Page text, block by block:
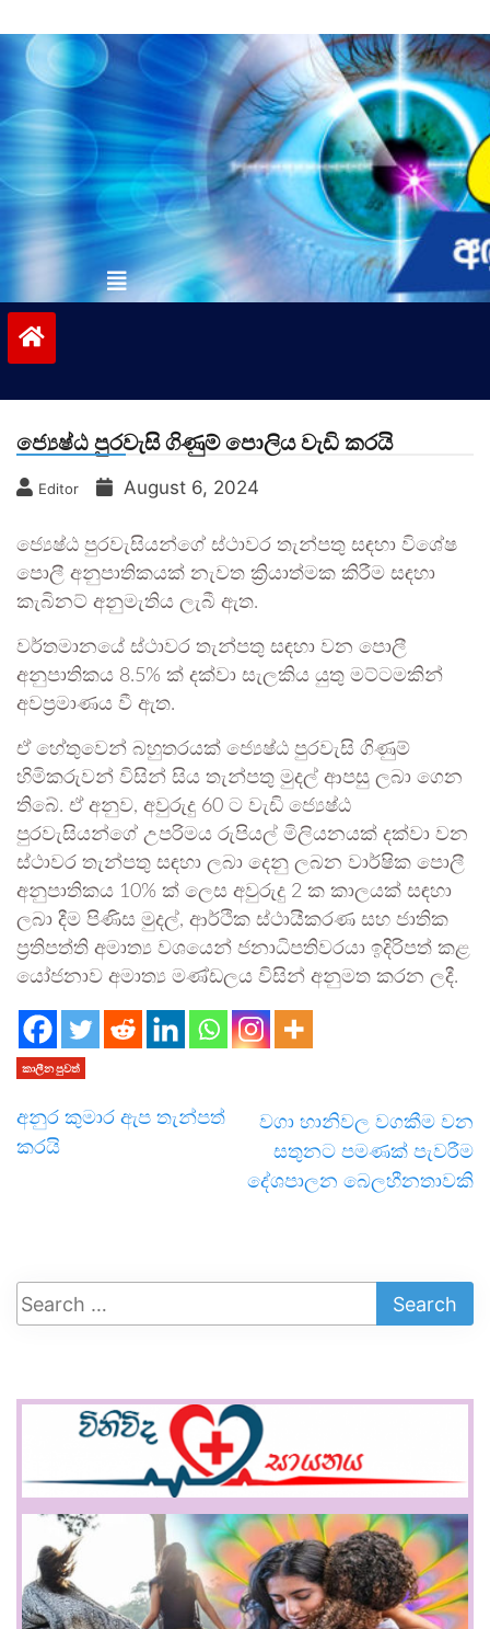
to
contentvinivida.lk
ජ්‍යෙෂ්ඨ පුරවැසි ගිණුම් පොලිය වැඩි කරයි
Editor August 6, 2024
ජ්‍යෙෂ්ඨ පුරවැසියන්ගේ ස්ථාවර තැන්පතු සඳහා විශේෂ
පොලී අනුපාතිකයක් නැවත ක්‍රියාත්මක කිරීම සඳහා
කැබිනට් අනුමැතිය ලැබී ඇත.
වර්තමානයේ ස්ථාවර තැන්පතු සඳහා වන පොලී
අනුපාතිකය 8.5% ක් දක්වා සැලකිය යුතු මට්ටමකින්
අවප්‍රමාණය වී ඇත.
ඒ හේතුවෙන් බහුතරයක් ජ්‍යෙෂ්ඨ පුරවැසි ගිණුම්
හිමිකරුවන් විසින් සිය තැන්පතු මුදල් ආපසු ලබා ගෙන
තිබේ. ඒ අනුව, අවුරුදු 60 ට වැඩි ජ්‍යෙෂ්ඨ
පුරවැසියන්ගේ උපරිමය රුපියල් මිලියනයක් දක්වා වන
ස්ථාවර තැන්පතු සඳහා ලබා දෙනු ලබන වාර්ෂික පොලී
අනුපාතිකය 10% ක් ලෙස අවුරුදු 2 ක කාලයක් සඳහා
ලබා දීම පිණිස මුදල්, ආර්ථික ස්ථායීකරණ සහ ජාතික
ප්‍රතිපත්ති අමාත්‍ය වශයෙන් ජනාධිපතිවරයා ඉදිරිපත් කළ
යෝජනාව අමාත්‍ය මණ්ඩලය විසින් අනුමත කරන ලදී.
කාලීන පුවත්
අනුර කුමාර ඇප තැන්පත්
කරයි
වගා හානිවල වගකීම වන
සතුනට පමණක් පැවරීම
දේශපාලන බෙලහීනතාවකි